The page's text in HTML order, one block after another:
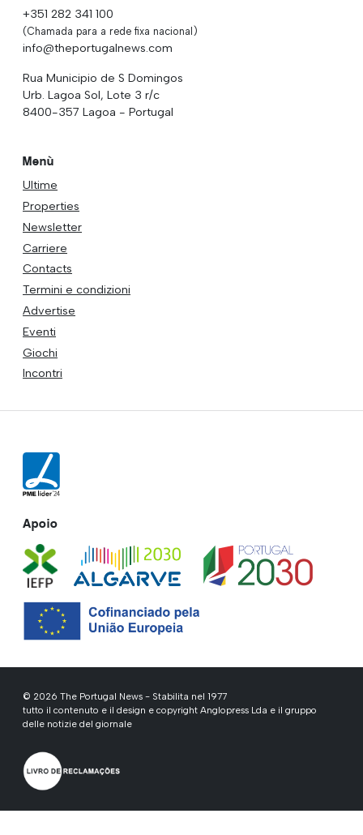
+351 282 341 100
(Chamada para a rede fixa nacional)
info@theportugalnews.com
Rua Municipio de S Domingos
Urb. Lagoa Sol, Lote 3 r/c
8400-357 Lagoa - Portugal
Menù
Ultime
Properties
Newsletter
Carriere
Contacts
Termini e condizioni
Advertise
Eventi
Giochi
Incontri
Apoio
© 2026 The Portugal News - Stabilita nel 1977
tutto il contenuto e il design e copyright Anglopress Lda e il gruppo
delle notizie del giornale